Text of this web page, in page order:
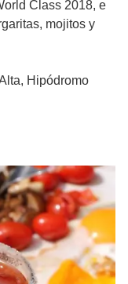
Class 2018, e
mojitos y
Hipódromo